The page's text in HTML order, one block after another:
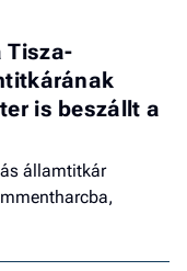
Tisza-
is beszállt a
államtitkár